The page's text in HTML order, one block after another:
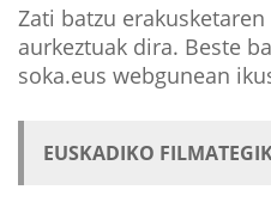
Zati batzu
aurkeztuak dira. Beste
soka.eus webgunean
EUSKADIKO